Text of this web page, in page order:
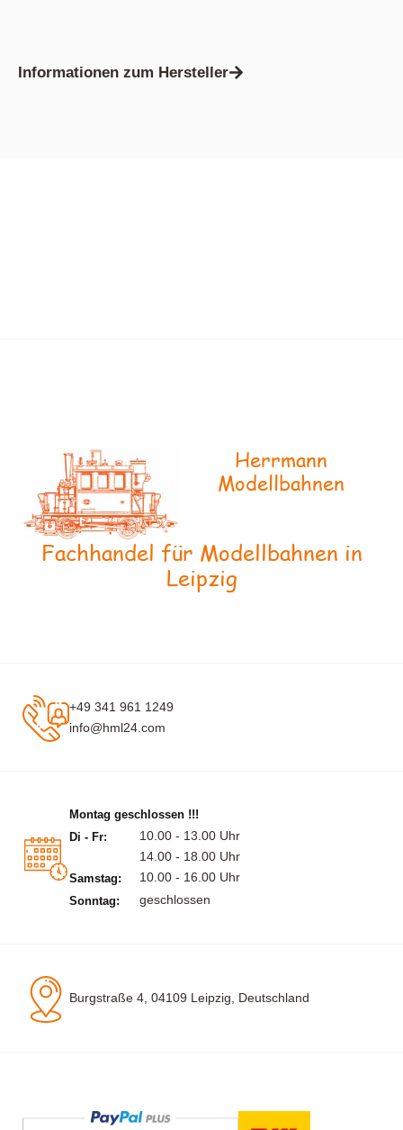
Informationen zum Hersteller
Herrmann
Modellbahnen
Fachhandel für Modellbahnen in
Leipzig
+49 341 961 1249
info@hml24.com
Montag geschlossen !!!
Di - Fr:
10.00 - 13.00 Uhr
14.00 - 18.00 Uhr
Samstag: 10.00 - 16.00 Uhr
Sonntag: geschlossen
Burgstraße 4, 04109 Leipzig, Deutschland